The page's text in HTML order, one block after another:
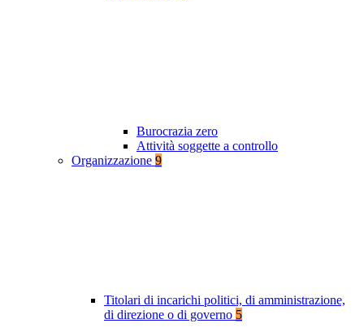
Burocrazia zero
Attività soggette a controllo
Organizzazione 9
Titolari di incarichi politici, di amministrazione,
di direzione o di governo 5